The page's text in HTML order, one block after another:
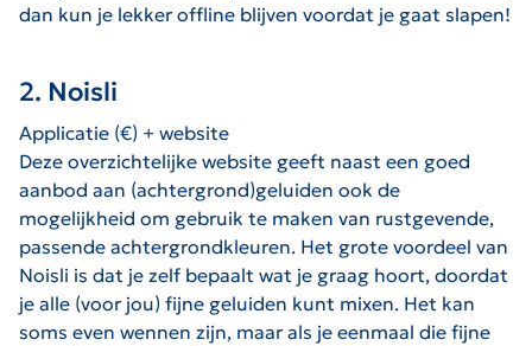
dan kun je lekker offline blijven voordat je gaat slapen!
2. Noisli
Applicatie (€) + website
Deze overzichtelijke website geeft naast een goed
aanbod aan (achtergrond)geluiden ook de
mogelijkheid om gebruik te maken van rustgevende,
passende achtergrondkleuren. Het grote voordeel van
Noisli is dat je zelf bepaalt wat je graag hoort, doordat
je alle (voor jou) fijne geluiden kunt mixen. Het kan
soms even wennen zijn, maar als je eenmaal die fijne